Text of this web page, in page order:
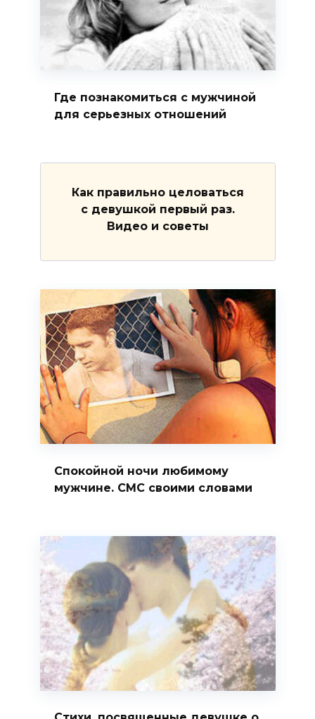
Где познакомиться с мужчиной
для серьезных отношений
Как правильно целоваться
с девушкой первый раз.
Видео и советы
Спокойной ночи любимому
мужчине. СМС своими словами